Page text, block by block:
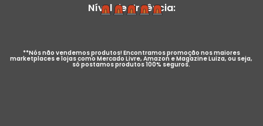
Nível de Urgência:
**Nós não vendemos produtos! Encontramos promoção nos maiores
marketplaces e lojas como Mercado Livre, Amazon e Magazine Luiza, ou seja,
só postamos produtos 100% seguros.